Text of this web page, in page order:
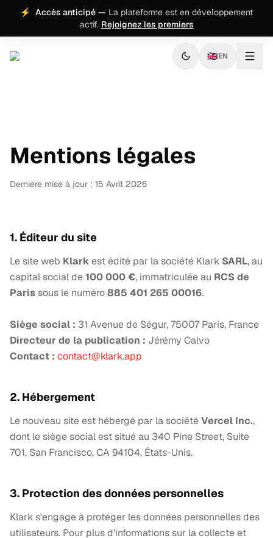
⚡ Accès anticipé — La plateforme est en développement
actif. Rejoignez les premiers
🇬🇧EN
Mentions légales
Dernière mise à jour : 15 Avril 2026
1. Éditeur du site
Le site web Klarkest édité par la société Klark SARL, au
capital social de100 000 €, immatriculée au RCS de
Paris sous le numéro885 401 265 00016.
Siège social : 31 Avenue de Ségur, 75007 Paris, France
Directeur de la publication : Jérémy Calvo
Contact : contact@klark.app
2. Hébergement
Le nouveau site est hébergé par la sociétéVercel Inc.,
dont le siège social est situé au 340 Pine Street, Suite
701, San Francisco, CA 94104, États-Unis.
3. Protection des données personnelles
Klark s'engage à protéger les données personnelles des
utilisateurs. Pour plus d'informations sur la collecte et